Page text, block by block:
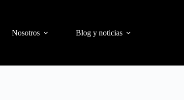
Nosotros Blog y noticias